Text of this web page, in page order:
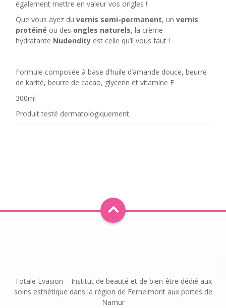
également mettre en valeur vos ongles !
Que vous ayez du vernis semi-permanent, un vernis
protéiné ou des ongles naturels, la crème
hydratante Nudendity est celle qu’il vous faut !
Formule composée à base d’huile d’amande douce, beurre
de karité, beurre de cacao, glycerin et vitamine E
300ml
Produit testé dermatologiquement.
Totale Evasion – Institut de beauté et de bien-être dédié aux
soins esthétique dans la région de Fernelmont aux portes de
Namur